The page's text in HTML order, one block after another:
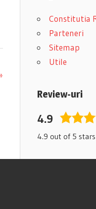
Constitutia
Parteneri
Sitemap
Utile
Review-uri
4.9
4,9
4.9 out of 5